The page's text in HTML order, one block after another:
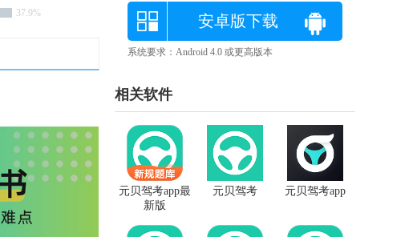
37.9% 安卓版下载
系统要求：Android 4.0 或更高版本
相关软件
元贝驾考app
元贝驾考
元贝驾考app最
新版